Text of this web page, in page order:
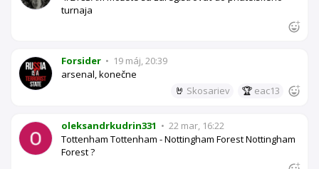
turnaja
Forsider • 19 máj, 20:39
arsenal, konečne
🤘 Skosariev 🏆 eac13
oleksandrkudrin331 • 22 mar, 16:22
Tottenham Tottenham - Nottingham Forest Nottingham
Forest ?